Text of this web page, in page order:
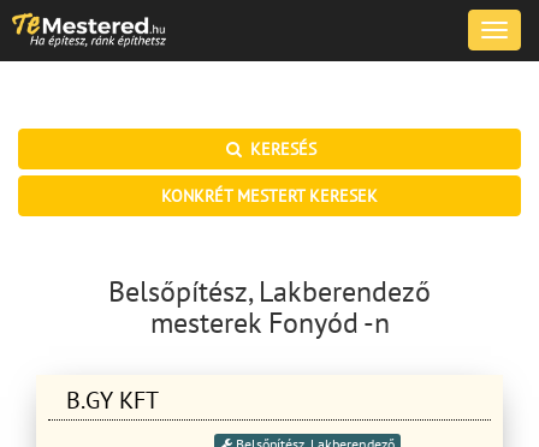
Toggle
KERESÉS
KONKRÉT MESTERT KERESEK
Belsőpítész, Lakberendező
mesterek Fonyód -n
B.GY KFT